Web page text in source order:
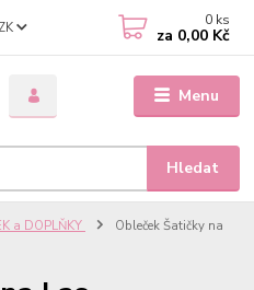
Menu
Hledat
0 ks
za 0,00 Kč
a DOPLŇKY
Obleček Šatičky na